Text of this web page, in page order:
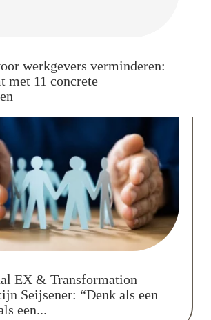
werkgevers verminderen:
met 11 concrete
EX & Transformation
Seijsener: “Denk als een
een...